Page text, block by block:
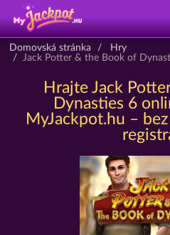
Domovská stránka
Hry
Jack Potter & the Book of
Hrajte Jack
Dynasties 6
MyJackpot.hu –